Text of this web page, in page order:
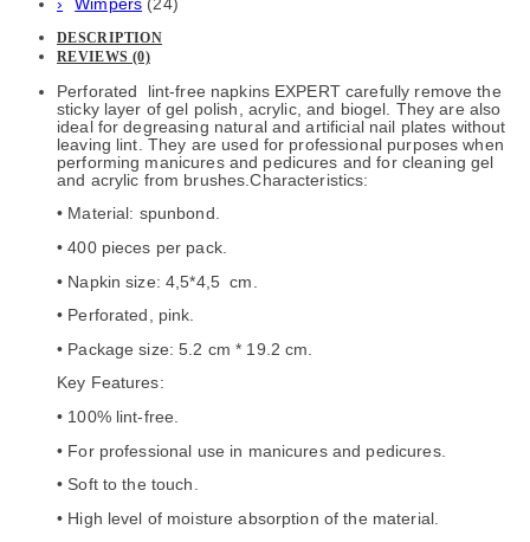
Wimpers (24)
DESCRIPTION
REVIEWS (0)
Perforated lint-free napkins EXPERT carefully remove the
sticky layer of gel polish, acrylic, and biogel. They are also
ideal for degreasing natural and artificial nail plates without
leaving lint. They are used for professional purposes when
performing manicures and pedicures and for cleaning gel
and acrylic from brushes.Characteristics:
• Material: spunbond.
• 400 pieces per pack.
• Napkin size: 4,5*4,5 cm.
• Perforated, pink.
• Package size: 5.2 cm * 19.2 cm.
Key Features:
• 100% lint-free.
• For professional use in manicures and pedicures.
• Soft to the touch.
• High level of moisture absorption of the material.